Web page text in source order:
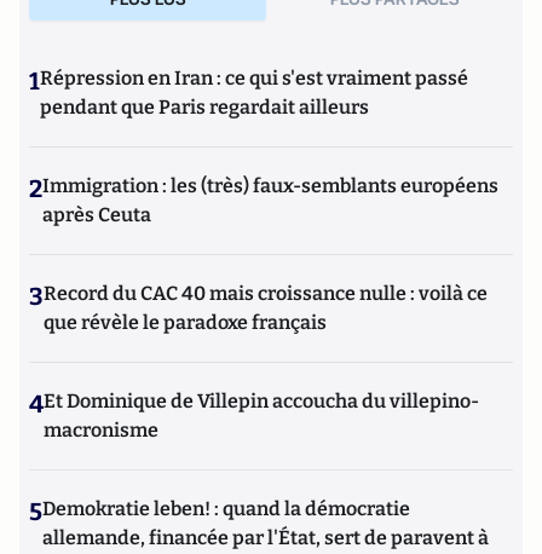
1Répression en Iran : ce qui s'est vraiment passé
pendant que Paris regardait ailleurs
2Immigration : les (très) faux-semblants européens
après Ceuta
3Record du CAC 40 mais croissance nulle : voilà ce
que révèle le paradoxe français
4Et Dominique de Villepin accoucha du villepino-
macronisme
5Demokratie leben! : quand la démocratie
allemande, financée par l'État, sert de paravent à